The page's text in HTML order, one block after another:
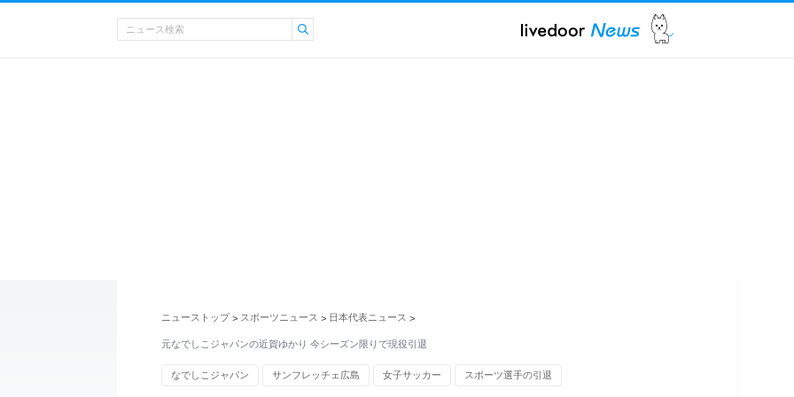
ニューストップ > スポーツニュース > 日本代表ニュース >
元なでしこジャパンの近賀ゆかり 今シーズン限りで現役引退
なでしこジャパン サンフレッチェ広島 女子サッカー スポーツ選手の引退